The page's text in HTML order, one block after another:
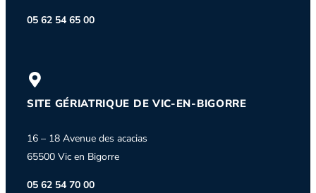
05 62 54 65 00
SITE GÉRIATRIQUE DE VIC-EN-BIGORRE
16 – 18 Avenue des acacias
65500 Vic en Bigorre
05 62 54 70 00